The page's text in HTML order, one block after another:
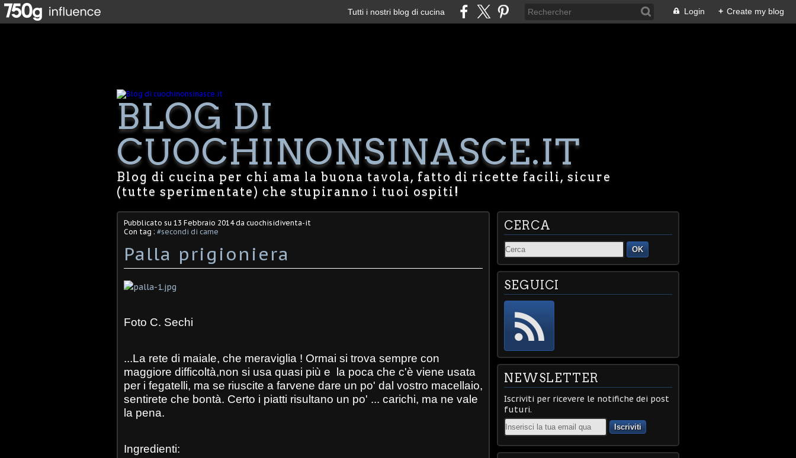
Tutti i nostri blog di cucina Login + Create my blog
BLOG DI
CUOCHINONSINASCE.IT
Blog di cucina per chi ama la buona tavola, fatto di ricette facili, sicure
(tutte sperimentate) che stupiranno i tuoi ospiti!
Pubblicato su 13 Febbraio 2014da cuochisidiventa-it
Con tag : #secondi di carne
Palla prigioniera
Foto C. Sechi
...La rete di maiale, che meraviglia ! Ormai si trova sempre con
maggiore difficoltà,non si usa quasi più e la poca che c'è viene usata
per i fegatelli, ma se riuscite a farvene dare un po' dal vostro macellaio,
sentirete che bontà. Certo i piatti risultano un po' ... carichi, ma ne vale
la pena.
Ingredienti:
CERCA
OK
SEGUICI
NEWSLETTER
Iscriviti per ricevere le notifiche dei post
futuri.
Email